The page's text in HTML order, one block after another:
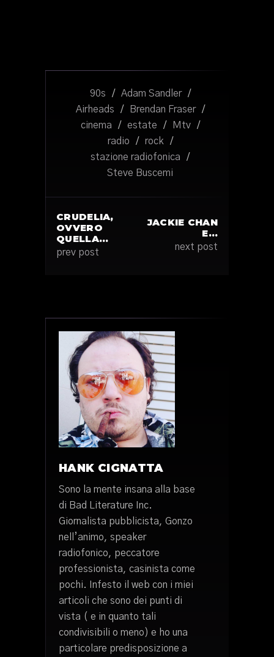
90s / Adam Sandler
/
Airheads
/ Brendan Fraser
/
cinema
/ estate / Mtv
/
radio
/ rock
/
stazione radiofonica
/
Steve Buscemi
CRUDELIA,
OVVERO
QUELLA…
prev post
JACKIE CHAN
E…
next post
HANK CIGNATTA
Sono la mente insana alla base
di Bad Literature Inc.
Giornalista pubblicista, Gonzo
nell’animo, speaker
radiofonico, peccatore
professionista, casinista come
pochi. Infesto il web con i miei
articoli che sono dei punti di
vista ( e in quanto tali
condivisibili o meno) e ho una
particolare predisposizione a